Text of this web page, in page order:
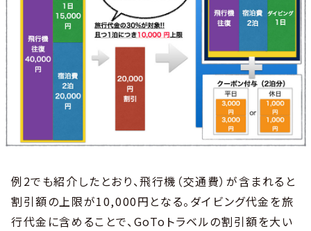
例2でも紹介したとおり、飛行機（交通費）が含まれると
割引額の上限が10,000円となる。ダイビング代金を旅
行代金に含めることで、GoToトラベルの割引額を大い